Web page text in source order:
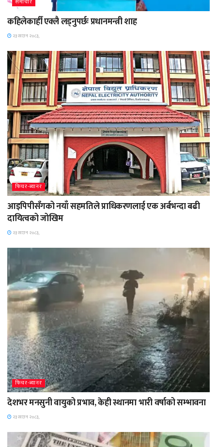
समाचार
कहिलेकाहीँ एक्लै लड्नुपर्छः प्रधानमन्त्री शाह
२३ साउन २०८३,
फिचर-ब्यानर
आइपिपीसँगको नयाँ सहमतिले प्राधिकरणलाई एक अर्बभन्दा बढी
दायित्वको जोखिम
२३ साउन २०८३,
फिचर-ब्यानर
देशभर मनसुनी वायुको प्रभाव, केही स्थानमा भारी वर्षाको सम्भावना
२३ साउन २०८३,